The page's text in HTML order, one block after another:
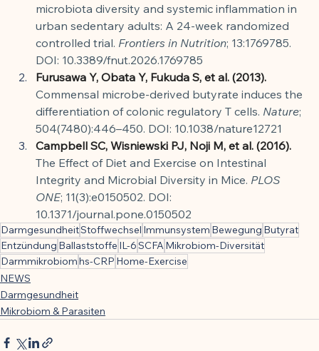
microbiota diversity and systemic inflammation in
urban sedentary adults: A 24-week randomized
controlled trial. Frontiers in Nutrition; 13:1769785.
DOI: 10.3389/fnut.2026.1769785
Furusawa Y, Obata Y, Fukuda S, et al. (2013).
Commensal microbe-derived butyrate induces the
differentiation of colonic regulatory T cells. Nature;
504(7480):446–450. DOI: 10.1038/nature12721
Campbell SC, Wisniewski PJ, Noji M, et al. (2016).
The Effect of Diet and Exercise on Intestinal
Integrity and Microbial Diversity in Mice. PLOS
ONE; 11(3):e0150502. DOI:
10.1371/journal.pone.0150502
DarmgesundheitStoffwechsel Immunsystem Bewegung Butyrat
Entzündung Ballaststoffe IL-6SCFA Mikrobiom-Diversität
Darmmikrobiomhs-CRP Home-Exercise
NEWS
Darmgesundheit
Mikrobiom & Parasiten